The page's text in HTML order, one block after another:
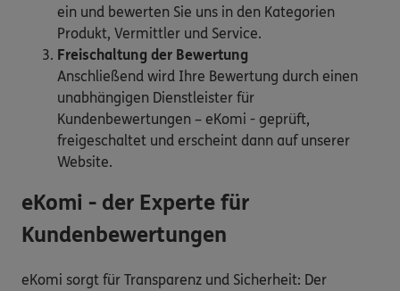
ein und bewerten Sie uns in den Kategorien
Produkt, Vermittler und Service.
Freischaltung der Bewertung
Anschließend wird Ihre Bewertung durch einen
unabhängigen Dienstleister für
Kundenbewertungen – eKomi - geprüft,
freigeschaltet und erscheint dann auf unserer
Website.
eKomi - der Experte für
Kundenbewertungen
eKomi sorgt für Transparenz und Sicherheit: Der